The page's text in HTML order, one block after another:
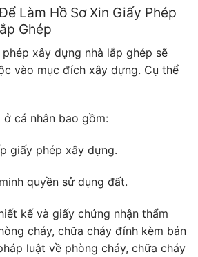
Làm Hồ Sơ Xin Giấy Phép
Ghép
xây dựng nhà lắp ghép sẽ
vào mục đích xây dựng. Cụ thể
cá nhân bao gồm:
giấy phép xây dựng.
quyền sử dụng đất.
kế và giấy chứng nhận thẩm
cháy, chữa cháy đính kèm bản
luật về phòng cháy, chữa cháy